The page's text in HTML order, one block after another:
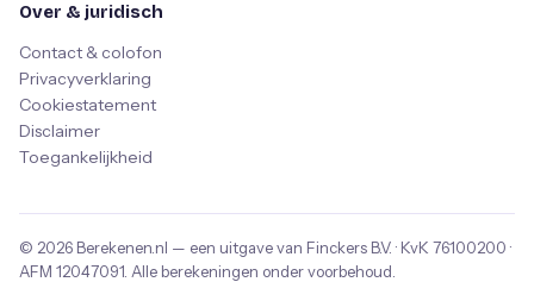
Over & juridisch
Contact & colofon
Privacyverklaring
Cookiestatement
Disclaimer
Toegankelijkheid
© 2026 Berekenen.nl — een uitgave van Finckers B.V. · KvK 76100200 ·
AFM 12047091 . Alle berekeningen onder voorbehoud.